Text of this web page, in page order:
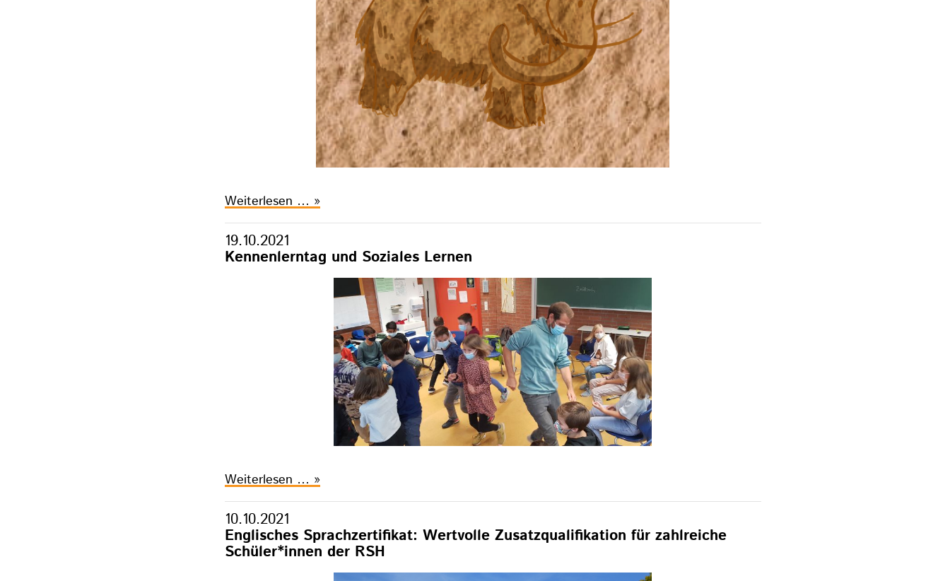
Weiterlesen … Höhlenmalerei
Ipad?
19.10.2021
Kennenlerntag und Soziales Lernen
Weiterlesen … Kennenlerntag
Lernen
10.10.2021
Englisches Sprachzertifikat: Wertvolle Zusatzqualifikation für zahlreiche
Schüler*innen der RSH